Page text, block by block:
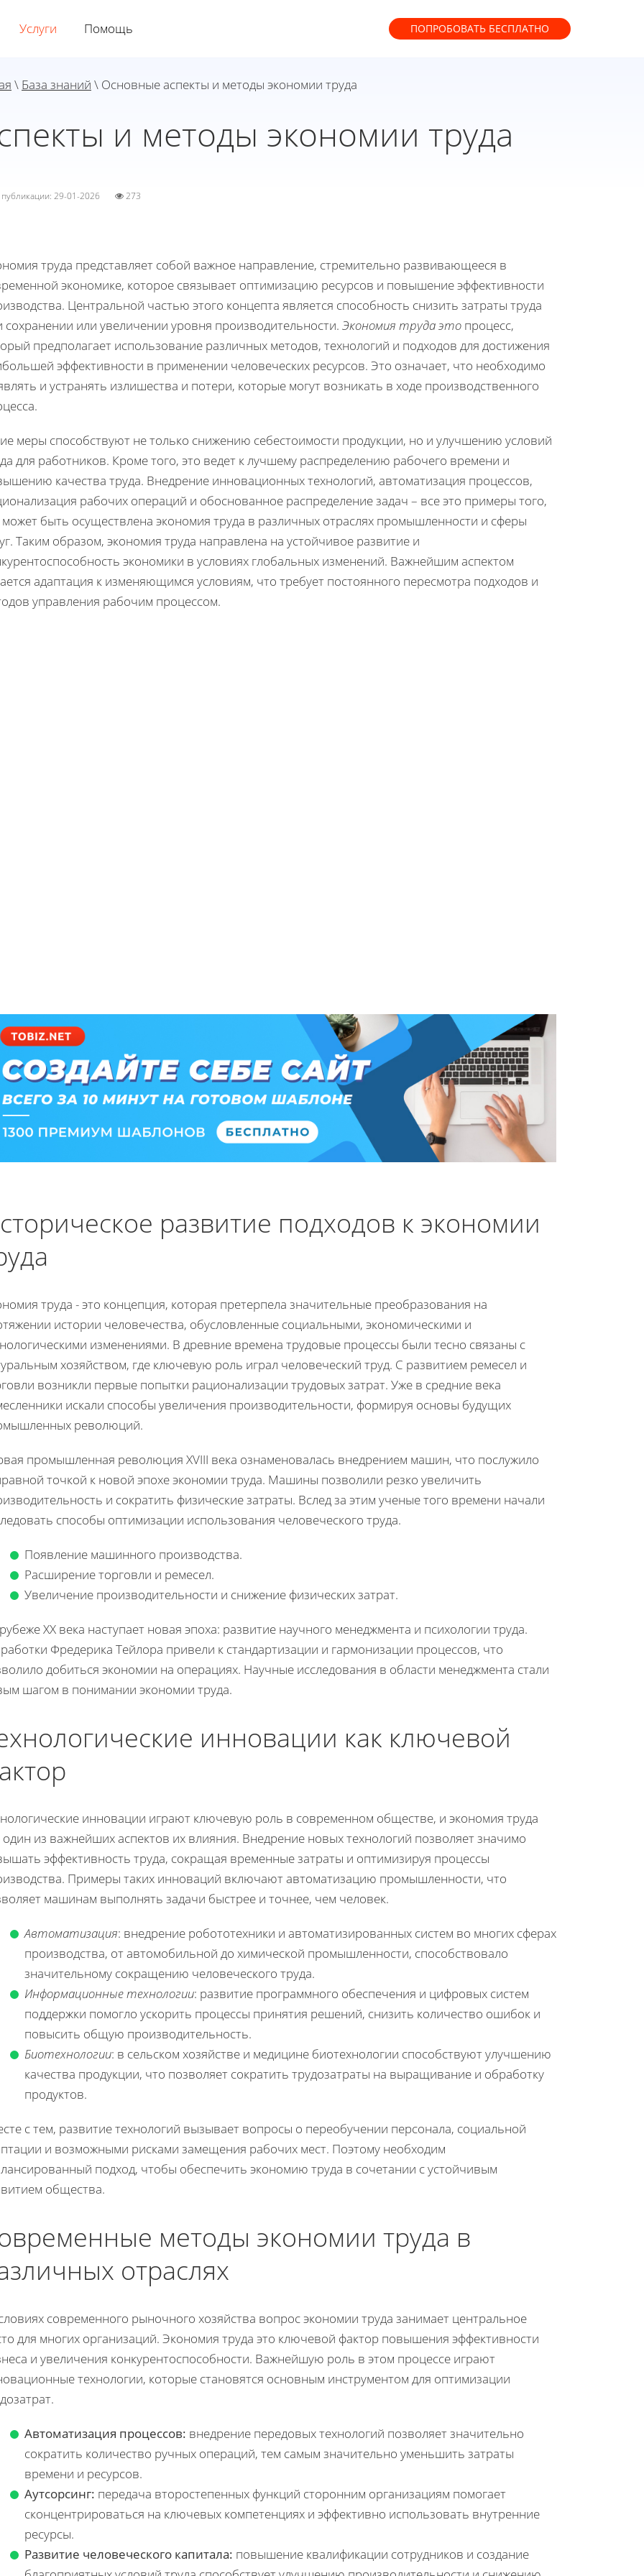
Услуги Помощь ПОПРОБОВАТЬ БЕСПЛАТНО
\ База знаний \ Основные аспекты и методы экономии труда
и методы экономии труда
публикации: 29-01-2026 273
труда представляет собой важное направление, стремительно развивающееся в
экономике, которое связывает оптимизацию ресурсов и повышение эффективности
Центральной частью этого концепта является способность снизить затраты труда
сохранении или увеличении уровня производительности. Экономия труда это процесс,
предполагает использование различных методов, технологий и подходов для достижения
эффективности в применении человеческих ресурсов. Это означает, что необходимо
и устранять излишества и потери, которые могут возникать в ходе производственного
меры способствуют не только снижению себестоимости продукции, но и улучшению условий
для работников. Кроме того, это ведет к лучшему распределению рабочего времени и
качества труда. Внедрение инновационных технологий, автоматизация процессов,
рабочих операций и обоснованное распределение задач – все это примеры того,
может быть осуществлена экономия труда в различных отраслях промышленности и сферы
Таким образом, экономия труда направлена на устойчивое развитие и
экономики в условиях глобальных изменений. Важнейшим аспектом
адаптация к изменяющимся условиям, что требует постоянного пересмотра подходов и
управления рабочим процессом.
развитие подходов к экономии
труда - это концепция, которая претерпела значительные преобразования на
истории человечества, обусловленные социальными, экономическими и
изменениями. В древние времена трудовые процессы были тесно связаны с
хозяйством, где ключевую роль играл человеческий труд. С развитием ремесел и
возникли первые попытки рационализации трудовых затрат. Уже в средние века
искали способы увеличения производительности, формируя основы будущих
революций.
промышленная революция XVIII века ознаменовалась внедрением машин, что послужило
точкой к новой эпохе экономии труда. Машины позволили резко увеличить
и сократить физические затраты. Вслед за этим ученые того времени начали
способы оптимизации использования человеческого труда.
Появление машинного производства.
Расширение торговли и ремесел.
Увеличение производительности и снижение физических затрат.
XX века наступает новая эпоха: развитие научного менеджмента и психологии труда.
Фредерика Тейлора привели к стандартизации и гармонизации процессов, что
добиться экономии на операциях. Научные исследования в области менеджмента стали
шагом в понимании экономии труда.
инновации как ключевой
инновации играют ключевую роль в современном обществе, и экономия труда
один из важнейших аспектов их влияния. Внедрение новых технологий позволяет значимо
эффективность труда, сокращая временные затраты и оптимизируя процессы
Примеры таких инноваций включают автоматизацию промышленности, что
машинам выполнять задачи быстрее и точнее, чем человек.
Автоматизация: внедрение робототехники и автоматизированных систем во многих сферах
производства, от автомобильной до химической промышленности, способствовало
значительному сокращению человеческого труда.
Информационные технологии: развитие программного обеспечения и цифровых систем
поддержки помогло ускорить процессы принятия решений, снизить количество ошибок и
повысить общую производительность.
Биотехнологии: в сельском хозяйстве и медицине биотехнологии способствуют улучшению
качества продукции, что позволяет сократить трудозатраты на выращивание и обработку
продуктов.
с тем, развитие технологий вызывает вопросы о переобучении персонала, социальной
и возможными рисками замещения рабочих мест. Поэтому необходим
подход, чтобы обеспечить экономию труда в сочетании с устойчивым
общества.
методы экономии труда в
отраслях
современного рыночного хозяйства вопрос экономии труда занимает центральное
для многих организаций. Экономия труда это ключевой фактор повышения эффективности
и увеличения конкурентоспособности. Важнейшую роль в этом процессе играют
технологии, которые становятся основным инструментом для оптимизации
Автоматизация процессов: внедрение передовых технологий позволяет значительно
сократить количество ручных операций, тем самым значительно уменьшить затраты
времени и ресурсов.
Аутсорсинг: передача второстепенных функций сторонним организациям помогает
сконцентрироваться на ключевых компетенциях и эффективно использовать внутренние
ресурсы.
Развитие человеческого капитала: повышение квалификации сотрудников и создание